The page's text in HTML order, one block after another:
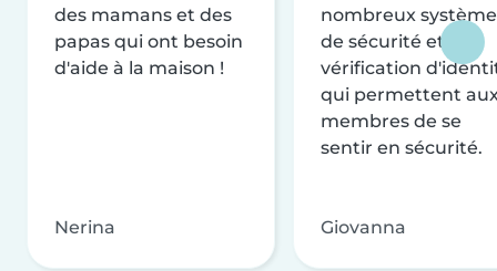
des mamans et des
papas qui ont besoin
d'aide à la maison !
Nerina
nombreux
de sécurité et de
vérification
qui permettent
membres de se
sentir en sécurité.
Giovanna